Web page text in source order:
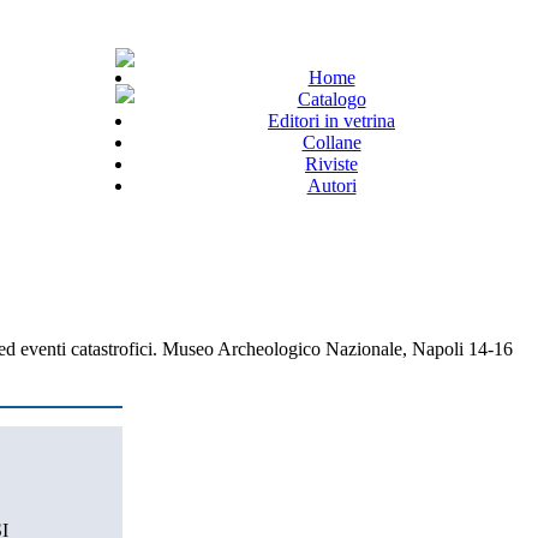
Home
Catalogo
Editori in vetrina
Collane
Riviste
Autori
eventi catastrofici. Museo Archeologico Nazionale, Napoli 14-16